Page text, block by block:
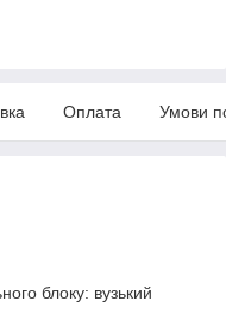
Оплата Умови
блоку: вузький